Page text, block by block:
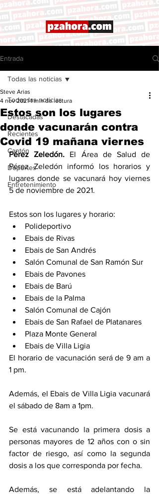
Entrada
Todas las noticias
Destacadas
Recientes
Cantón
Deportes
Entretenimiento
Todas las noticias
Estos son los lugares
donde vacunarán contra
Covid 19 mañana viernes
Steve Arias
4 nov 2021 1 min de lectura
Pérez Zeledón. El Área de Salud de
Pérez Zeledón informó los horarios y
lugares donde se vacunará hoy viernes
5 de noviembre de 2021.
Estos son los lugares y horario:
Polideportivo
Ebais de Rivas
Ebais de San Andrés
Salón Comunal de San Ramón Sur
Ebais de Pavones
Ebais de Barú
Ebais de la Palma
Salón Comunal de Cajón
Ebais de San Rafael de Platanares
Plaza Monte General
Ebais de Villa Ligia
El horario de vacunación será de 9 am a
1 pm.
Además, el Ebais de Villa Ligia vacunará
el sábado de 8am a 1pm.
Se está vacunando la primera dosis a
personas mayores de 12 años con o sin
factor de riesgo, así como la segunda
dosis a los que corresponda por fecha.
Además, se está adelantando la